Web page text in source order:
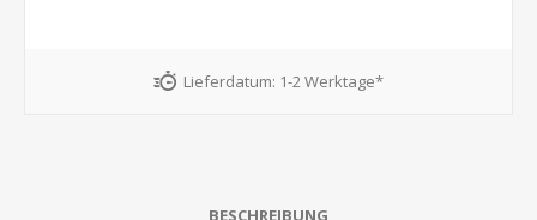
Lieferdatum: 1-2 Werktage*
BESCHREIBUNG